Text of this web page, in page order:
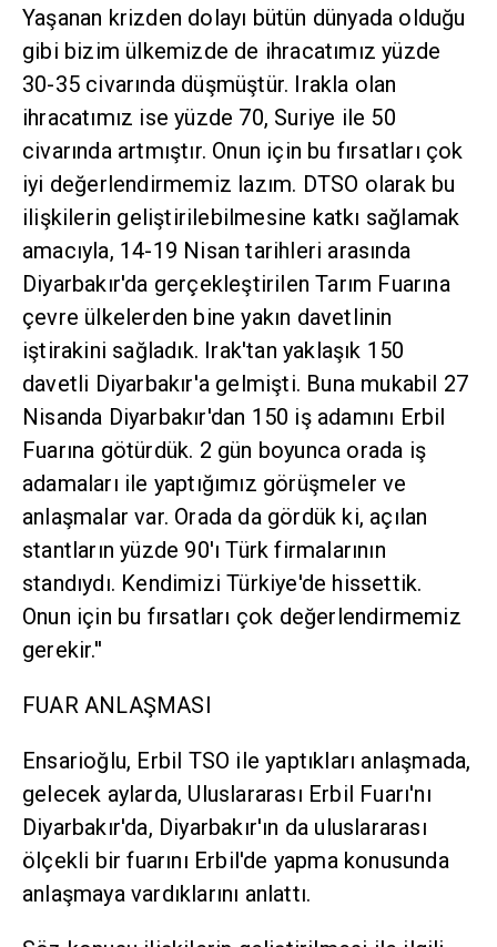
Yaşanan krizden dolayı bütün dünyada olduğu
gibi bizim ülkemizde de ihracatımız yüzde
30-35 civarında düşmüştür. Irakla olan
ihracatımız ise yüzde 70, Suriye ile 50
civarında artmıştır. Onun için bu fırsatları çok
iyi değerlendirmemiz lazım. DTSO olarak bu
ilişkilerin geliştirilebilmesine katkı sağlamak
amacıyla, 14-19 Nisan tarihleri arasında
Diyarbakır'da gerçekleştirilen Tarım Fuarına
çevre ülkelerden bine yakın davetlinin
iştirakini sağladık. Irak'tan yaklaşık 150
davetli Diyarbakır'a gelmişti. Buna mukabil 27
Nisanda Diyarbakır'dan 150 iş adamını Erbil
Fuarına götürdük. 2 gün boyunca orada iş
adamaları ile yaptığımız görüşmeler ve
anlaşmalar var. Orada da gördük ki, açılan
stantların yüzde 90'ı Türk firmalarının
standıydı. Kendimizi Türkiye'de hissettik.
Onun için bu fırsatları çok değerlendirmemiz
gerekir.''
FUAR ANLAŞMASI
Ensarioğlu, Erbil TSO ile yaptıkları anlaşmada,
gelecek aylarda, Uluslararası Erbil Fuarı'nı
Diyarbakır'da, Diyarbakır'ın da uluslararası
ölçekli bir fuarını Erbil'de yapma konusunda
anlaşmaya vardıklarını anlattı.